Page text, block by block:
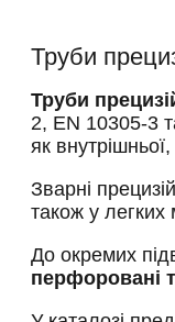
Труби
Труби
2, EN 10305-3
як
Зварні
також у легких
До окремих
перфоровані